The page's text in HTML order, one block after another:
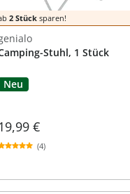
2 Stück sparen!
Stuhl, 1 Stück
Neu
19,99 €
(4)